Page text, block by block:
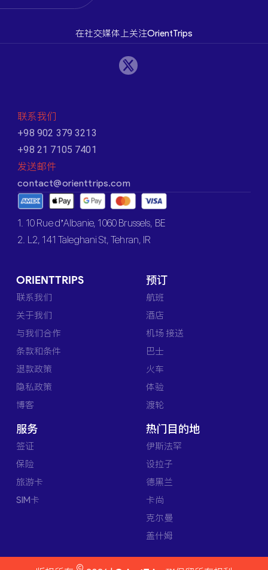
在社交媒体上关注OrientTrips
联系我们
+98 902 379 3213
+98 21 7105 7401
发送邮件
contact@orienttrips.com
1. 10 Rue d’Albanie, 1060 Brussels, BE
2. L2, 141 Taleghani St, Tehran, IR
ORIENTTRIPS
联系我们
关于我们
与我们合作
条款和条件
退款政策
隐私政策
博客
预订
航班
酒店
机场 接送
巴士
火车
体验
渡轮
服务
签证
保险
旅游卡
SIM卡
热门目的地
伊斯法罕
设拉子
德黑兰
卡尚
克尔曼
盖什姆